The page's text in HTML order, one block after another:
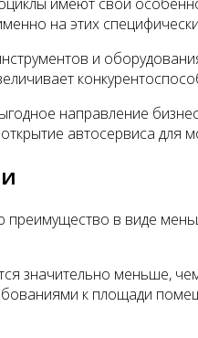
на этих
и
направление
автосервиса
преимущество в виде
значительно меньше,
к площади